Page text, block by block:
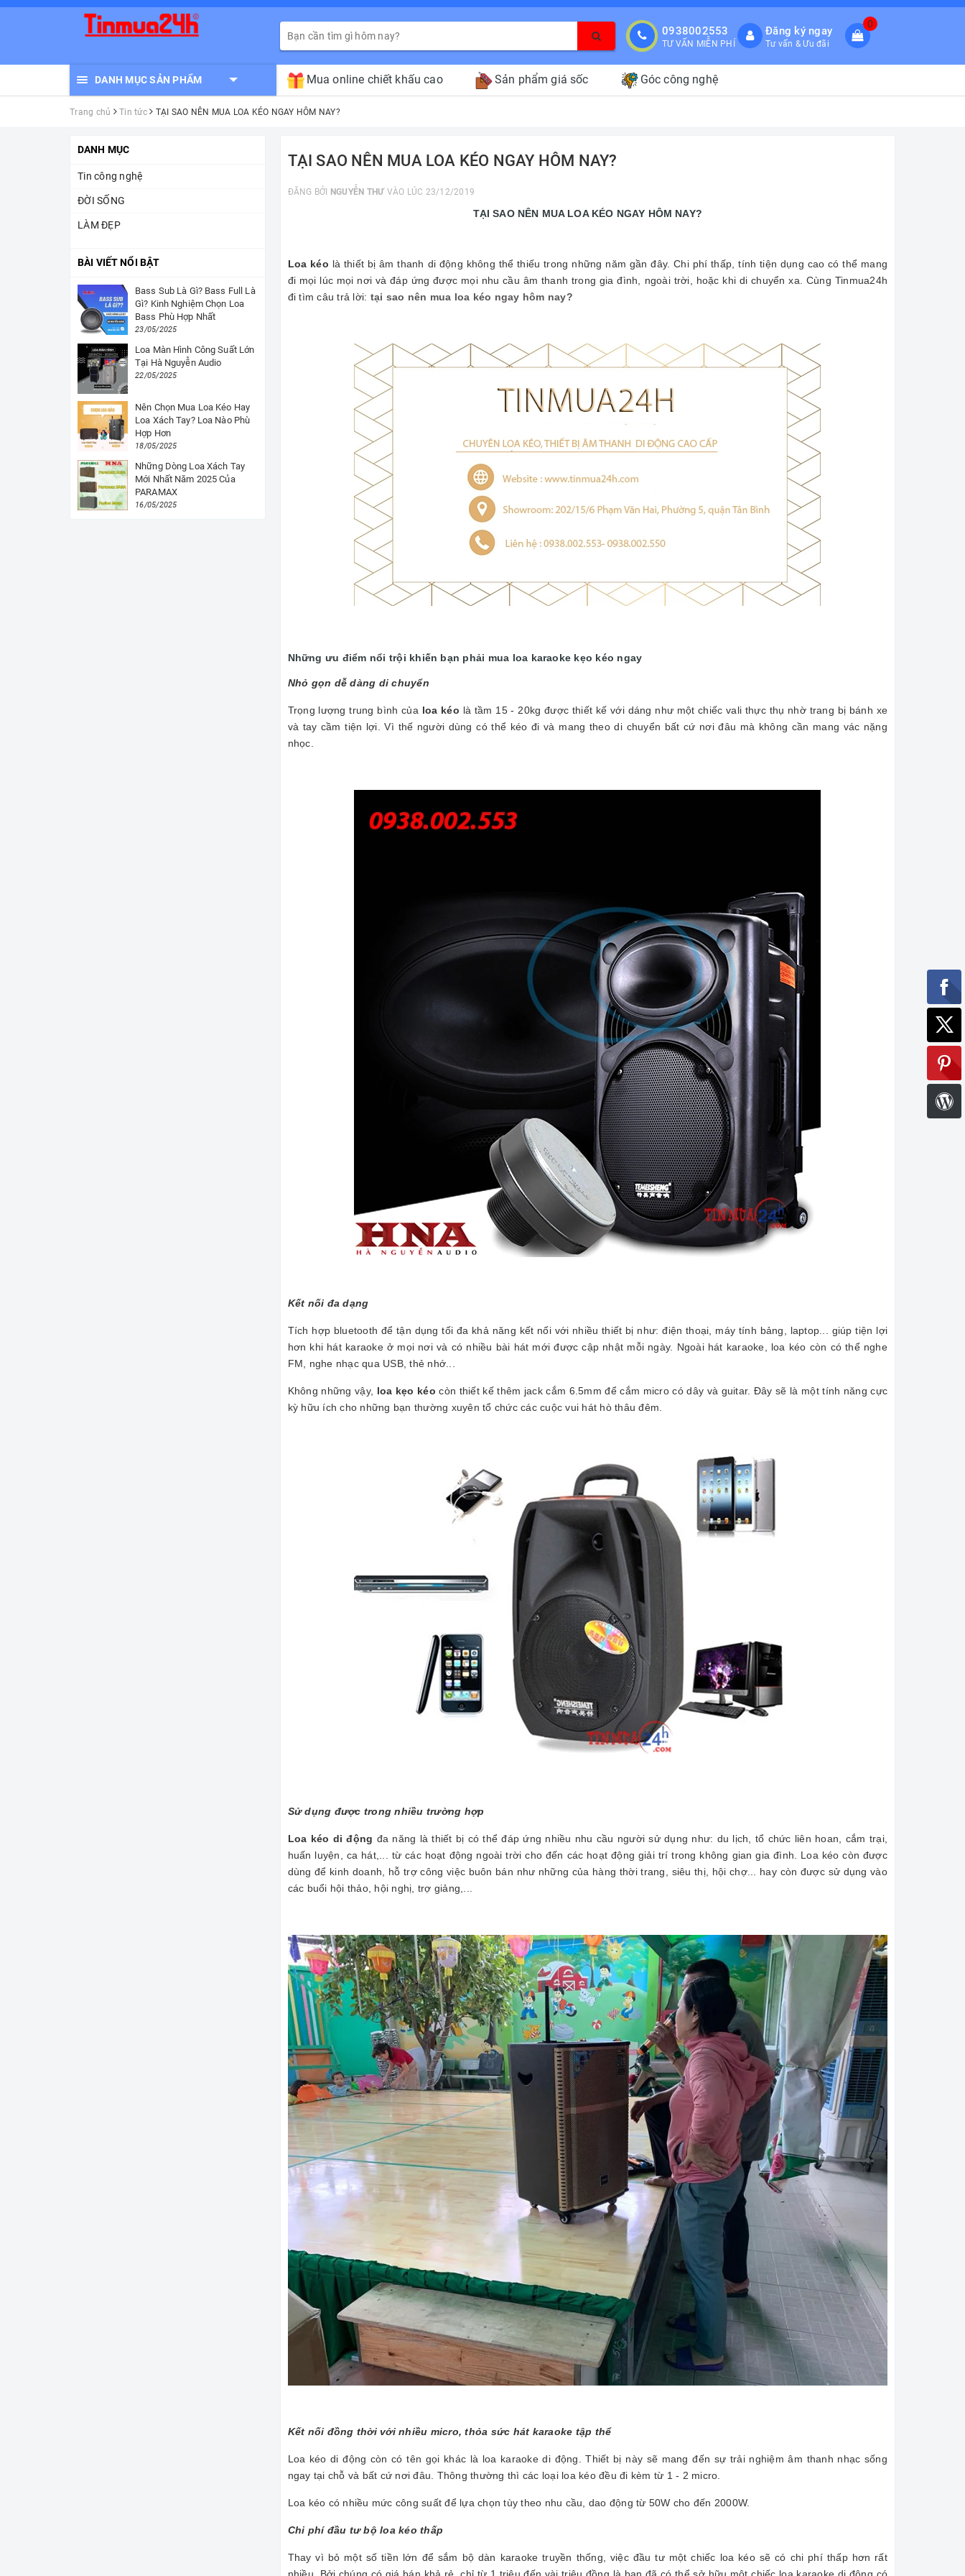
0938002553
TƯ VẤN MIỄN PHÍ
Đăng ký ngay
Tư vấn & Ưu đãi
0
DANH MỤC SẢN PHẨM Mua online chiết khấu cao Sản phẩm giá sốc Góc công nghệ
Trang chủ Tin tức TẠI SAO NÊN MUA LOA KÉO NGAY HÔM NAY?
TẠI SAO NÊN MUA LOA KÉO NGAY HÔM NAY?
ĐĂNG BỞI NGUYỄN THƯ VÀO LÚC 23/12/2019
TẠI SAO NÊN MUA LOA KÉO NGAY HÔM NAY?
Loa kéo là thiết bị âm thanh di động không thể thiếu trong những năm gần đây. Chi phí thấp, tính tiện dụng cao có thể mang
đi mọi lúc mọi nơi và đáp ứng được mọi nhu cầu âm thanh trong gia đình, ngoài trời, hoặc khi di chuyển xa. Cùng Tinmua24h
đi tìm câu trả lời: tại sao nên mua loa kéo ngay hôm nay?
Những ưu điểm nổi trội khiến bạn phải mua loa karaoke kẹo kéo ngay
Nhỏ gọn dễ dàng di chuyển
Trọng lượng trung bình của loa kéo là tầm 15 - 20kg được thiết kế với dáng như một chiếc vali thực thụ nhờ trang bị bánh xe
và tay cầm tiện lợi. Vì thế người dùng có thể kéo đi và mang theo di chuyển bất cứ nơi đâu mà không cần mang vác nặng
nhọc.
Kết nối đa dạng
Tích hợp bluetooth để tận dụng tối đa khả năng kết nối với nhiều thiết bị như: điện thoại, máy tính bảng, laptop... giúp tiện lợi
hơn khi hát karaoke ở mọi nơi và có nhiều bài hát mới được cập nhật mỗi ngày. Ngoài hát karaoke, loa kéo còn có thể nghe
FM, nghe nhạc qua USB, thẻ nhớ...
Không những vậy, loa kẹo kéo còn thiết kế thêm jack cắm 6.5mm để cắm micro có dây và guitar. Đây sẽ là một tính năng cực
kỳ hữu ích cho những bạn thường xuyên tổ chức các cuộc vui hát hò thâu đêm.
Sử dụng được trong nhiều trường hợp
Loa kéo di động đa năng là thiết bị có thể đáp ứng nhiều nhu cầu người sử dụng như: du lịch, tổ chức liên hoan, cắm trại,
huấn luyện, ca hát,... từ các hoạt động ngoài trời cho đến các hoạt động giải trí trong không gian gia đình. Loa kéo còn được
dùng để kinh doanh, hỗ trợ công việc buôn bán như những của hàng thời trang, siêu thị, hội chợ... hay còn được sử dụng vào
các buổi hội thảo, hội nghị, trợ giảng,...
Kết nối đồng thời với nhiều micro, thỏa sức hát karaoke tập thể
Loa kéo di động còn có tên gọi khác là loa karaoke di động. Thiết bị này sẽ mang đến sự trải nghiệm âm thanh nhạc sống
ngay tại chỗ và bất cứ nơi đâu. Thông thường thì các loại loa kéo đều đi kèm từ 1 - 2 micro.
Loa kéo có nhiều mức công suất để lựa chọn tùy theo nhu cầu, dao động từ 50W cho đến 2000W.
Chi phí đầu tư bộ loa kéo thấp
Thay vì bỏ một số tiền lớn để sắm bộ dàn karaoke truyền thống, việc đầu tư một chiếc loa kéo sẽ có chi phí thấp hơn rất
DANH MỤC
Tin công nghệ
ĐỜI SỐNG
LÀM ĐẸP
BÀI VIẾT NỔI BẬT
Bass Sub Là Gì? Bass Full Là
Gì? Kinh Nghiệm Chọn Loa
Bass Phù Hợp Nhất
23/05/2025
Loa Màn Hình Công Suất Lớn
Tại Hà Nguyễn Audio
22/05/2025
Nên Chọn Mua Loa Kéo Hay
Loa Xách Tay? Loa Nào Phù
Hợp Hơn
18/05/2025
Những Dòng Loa Xách Tay
Mới Nhất Năm 2025 Của
PARAMAX
16/05/2025